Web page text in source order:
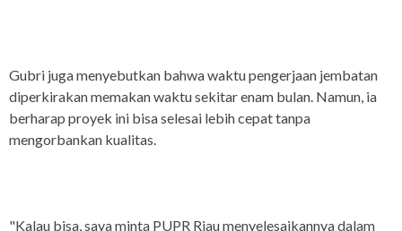
Gubri juga menyebutkan bahwa waktu pengerjaan jembatan
diperkirakan memakan waktu sekitar enam bulan. Namun, ia
berharap proyek ini bisa selesai lebih cepat tanpa
mengorbankan kualitas.
"Kalau bisa, saya minta PUPR Riau menyelesaikannya dalam